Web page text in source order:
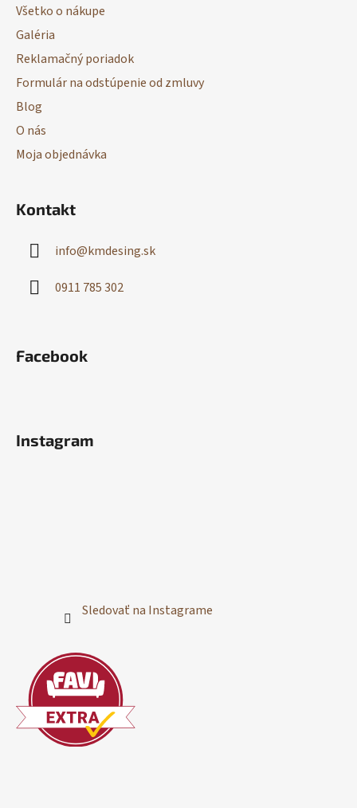
Všetko o nákupe
Galéria
Reklamačný poriadok
Formulár na odstúpenie od zmluvy
Blog
O nás
Moja objednávka
Kontakt
info@kmdesing.sk
0911 785 302
Facebook
Instagram
Sledovať na Instagrame